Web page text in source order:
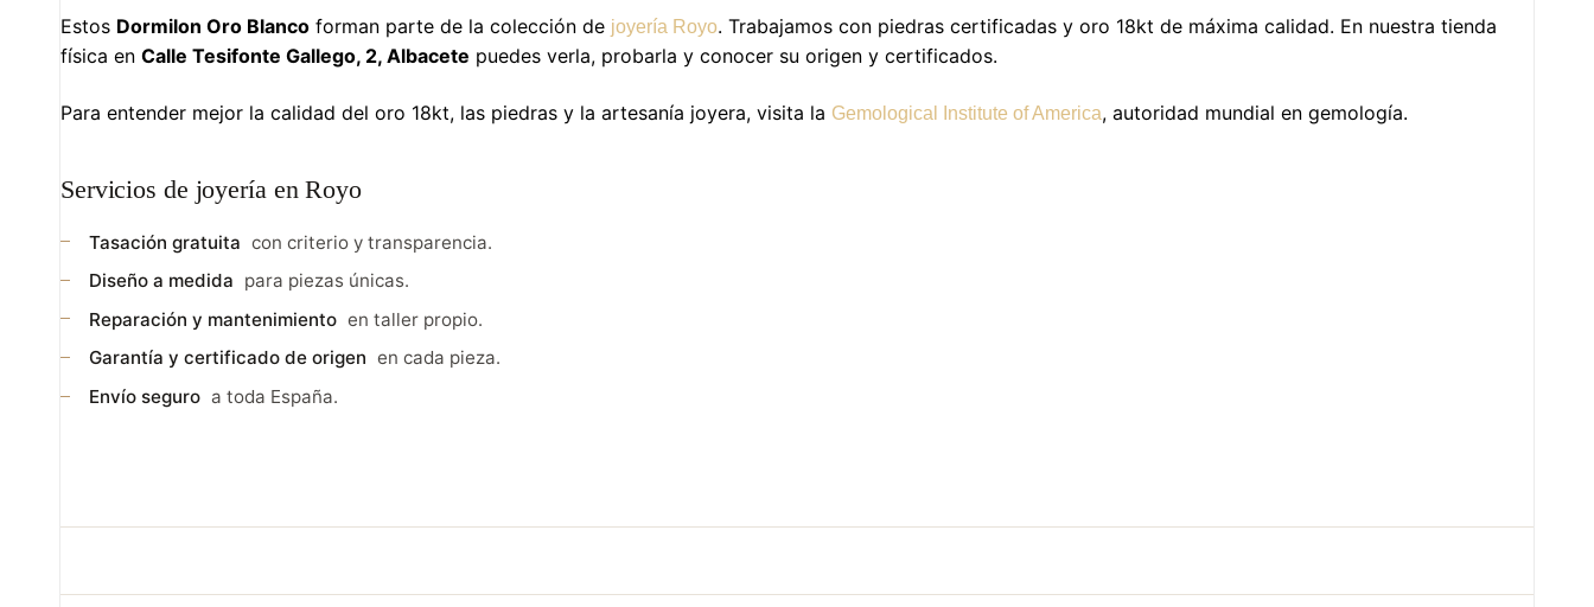
Estos Dormilon Oro Blanco forman parte de la colección de joyería Royo. Trabajamos con piedras certificadas y oro 18kt de máxima calidad. En nuestra tienda
física en Calle Tesifonte Gallego, 2, Albacete puedes verla, probarla y conocer su origen y certificados.
Para entender mejor la calidad del oro 18kt, las piedras y la artesanía joyera, visita la Gemological Institute of America, autoridad mundial en gemología.
Servicios de joyería en Royo
Tasación gratuita con criterio y transparencia.
Diseño a medida para piezas únicas.
Reparación y mantenimiento en taller propio.
Garantía y certificado de origen en cada pieza.
Envío seguro a toda España.